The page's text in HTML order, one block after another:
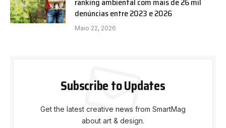
denúncias entre 2023 e 2026
Maio 22, 2026
Subscribe to Updates
Get the latest creative news from SmartMag
about art & design.